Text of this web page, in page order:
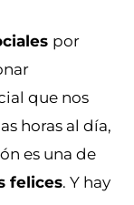
por
que nos
horas al día,
es una de
felices. Y hay